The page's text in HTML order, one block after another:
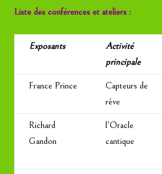
Liste des conférences et ateliers :
Exposants
Activité
principale
France Prince
Capteurs de
rêve
Richard
Gandon
l’Oracle
cantique